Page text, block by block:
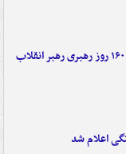
اعلام شد